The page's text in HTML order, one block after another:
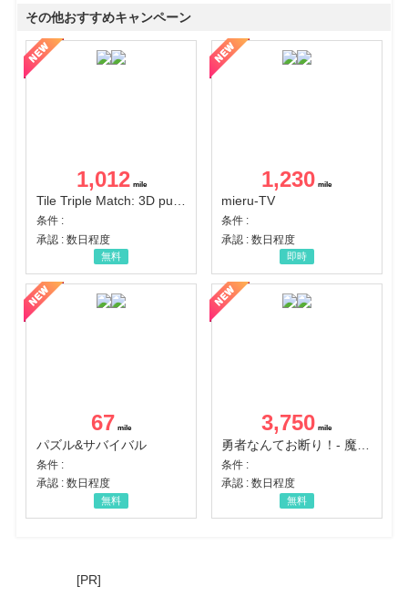
その他おすすめキャンペーン
1,012
Tile Triple Match: 3D puzzle
条件 :
承認 : 数日程度
無料
1,230
mieru-TV
条件 :
承認 : 数日程度
即時
67
パズル&サバイバル
条件 :
承認 : 数日程度
無料
3,750
条件 :
承認 : 数日程度
無料
[PR]